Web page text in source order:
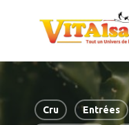
content
Cru Entrées